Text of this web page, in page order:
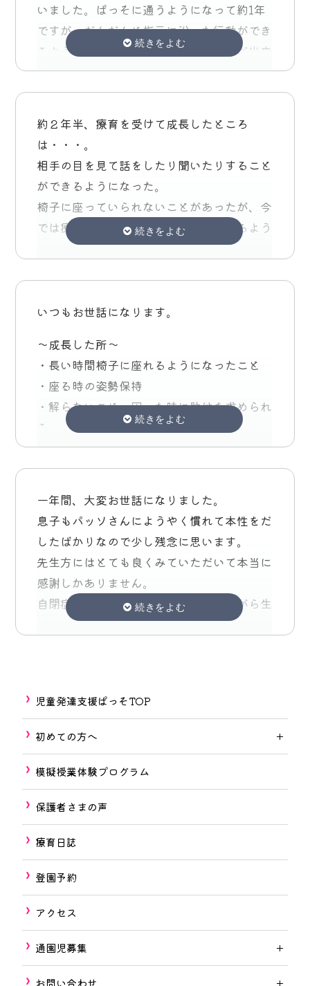
娘はだからこそ、また"パッソに行ける"のだ
と思います
いました。ぱっそに通うようになって約1年
ですが、だんだんと指示に沿った行動ができ
るようになったり、気持ちの切り替えが出来
るようになってきたと感じています。
ぱっそに通って良かった事は、本人が楽しん
所が出来た事です。
家庭や園での困り事をノートでも気軽に相談
できて、適切な対処の方法を教えてくれるの
で、毎回とても気持ちが軽くなりました。
個別に進学の相談にも乗ってくださり、子供
の様子をよく見た上でアドバイスをくださる
ので大変信頼できました。小学校に入学して
からどんな所が心配されるかが具体的に想像
頂けて、通常級への進学にあった不安が少し
解消されました。
音小でも配信があるので、普段の様子を見れ
て良かったです。
息子が毎週楽しく通えたのは、ぱっその先生
方が温かく上手く誘導してくれたからだと思
います。
ぱっそに出会えて心から良かったと思ってい
す。(笑)
息子を1年間指導してくださりありがとうご
ざいました。
約２年半、療育を受けて成長したところ
は・・・。
相手の目を見て話をしたり聞いたりすること
ができるようになった。
椅子に座っていられないことがあったが、今
では療育の時間、しっかり座って待てるよう
になった。
ところだと思います。よろしくお願いしま
いつもお世話になります。
～成長した所～
・長い時間椅子に座れるようになったこと
・座る時の姿勢保持
・解らないこと、困った時に助けを求められ
る
・手先の使い方が上達しました(はさみ、は
し)
～音小について～ 模擬小学校を体験し、
様々な事を経験できたことが、新しい学校生
活を送る彼にとって大きな蓄えになっただろ
うと確信しています。
・プリントのまわし方
・お当番さん
・自分の机の上で支度する
・やすみ時間の過ごし方
・声の大きさの選択
新しい学校生活に不安は沢山ありますが、音
小に沢山参加させていただいた経験が息子を
支えてくれるだろうと…親としての不安も少
し減りました。
集団ではお友達との関わり方や、話を聞く大
切さ、身体を動かしたり、ルールを理解して
守ることなどを学ばせていただきました。
個別では苦手な手先を使った取り組みや、文
時間のために頑張って出来たと思います。
一年間、大変お世話になりました。
息子もパッソさんにようやく慣れて本性をだ
したばかりなので少し残念に思います。
先生方にはとても良くみていただいて本当に
感謝しかありません。
自閉症の子供をどう本人と向き合いながら生
活していくのか、分からない事だらけですが
児童発達支援ぱっそTOP
初めての方へ
模擬授業体験プログラム
保護者さまの声
療育日誌
登園予約
アクセス
通園児募集
お問い合わせ